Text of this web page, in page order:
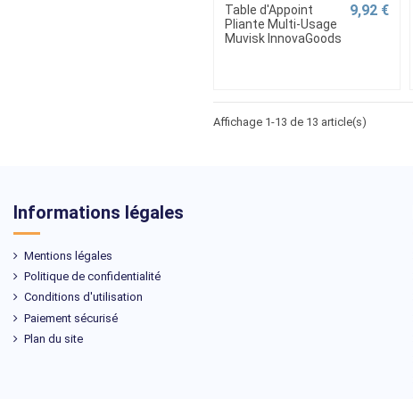
Table d'Appoint
Pliante Multi-Usage
Muvisk InnovaGoods
9,92 €
Affichage 1-13 de 13 article(s)
Informations légales
Mentions légales
Politique de confidentialité
Conditions d'utilisation
Paiement sécurisé
Plan du site